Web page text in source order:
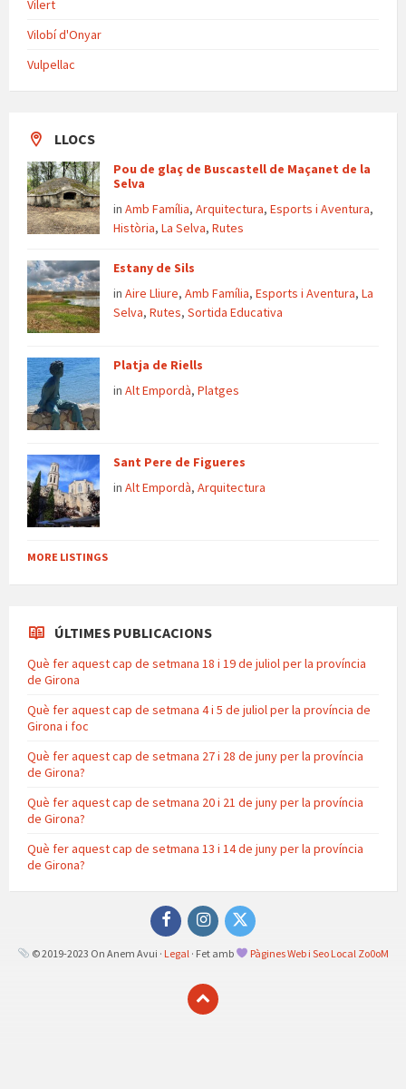
Vilert
Vilobí d'Onyar
Vulpellac
LLOCS
Pou de glaç de Buscastell de Maçanet de la
Selva
in Amb Família, Arquitectura, Esports i Aventura,
Història, La Selva, Rutes
Estany de Sils
in Aire Lliure, Amb Família, Esports i Aventura, La
Selva, Rutes, Sortida Educativa
Platja de Riells
in Alt Empordà, Platges
Sant Pere de Figueres
in Alt Empordà, Arquitectura
MORE LISTINGS
ÚLTIMES PUBLICACIONS
Què fer aquest cap de setmana 18 i 19 de juliol per la província
de Girona
Què fer aquest cap de setmana 4 i 5 de juliol per la província de
Girona i foc
Què fer aquest cap de setmana 27 i 28 de juny per la província
de Girona?
Què fer aquest cap de setmana 20 i 21 de juny per la província
de Girona?
Què fer aquest cap de setmana 13 i 14 de juny per la província
de Girona?
FacebookInstagramTwitter
© 2019-2023 On Anem Avui · Legal · Fet amb Pàgines Web i Seo Local Zo0oM